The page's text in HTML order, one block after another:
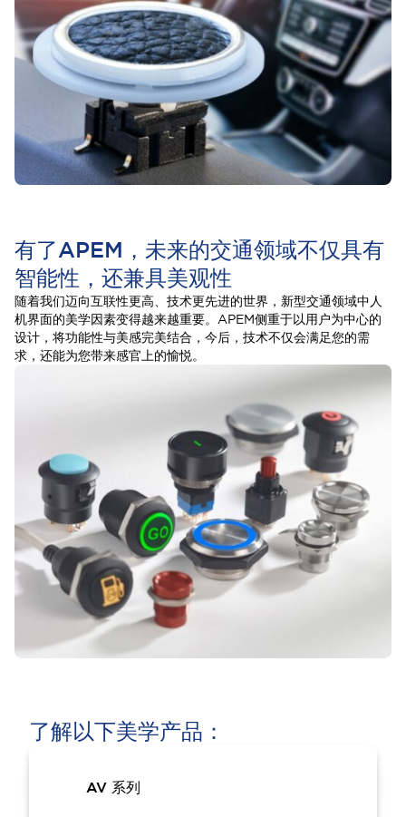
有了APEM，未来的交通领域不仅具有
智能性，还兼具美观性
随着我们迈向互联性更高、技术更先进的世界，新型交通领域中人
机界面的美学因素变得越来越重要。APEM侧重于以用户为中心的
设计，将功能性与美感完美结合，今后，技术不仅会满足您的需
求，还能为您带来感官上的愉悦。
了解以下美学产品：
AV 系列